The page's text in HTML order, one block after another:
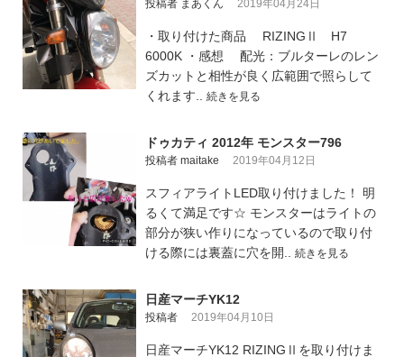
投稿者 まあくん 2019年04月24日
・取り付けた商品 RIZINGⅡ H7
6000K ・感想 配光：ブルターレのレン
ズカットと相性が良く広範囲で照らして
くれます.. 続きを見る
ドゥカティ 2012年 モンスター796
投稿者 maitake 2019年04月12日
スフィアライトLED取り付けました！ 明
るくて満足です☆ モンスターはライトの
部分が狭い作りになっているので取り付
ける際には裏蓋に穴を開.. 続きを見る
日産マーチYK12
投稿者 2019年04月10日
日産マーチYK12 RIZINGⅡを取り付けま